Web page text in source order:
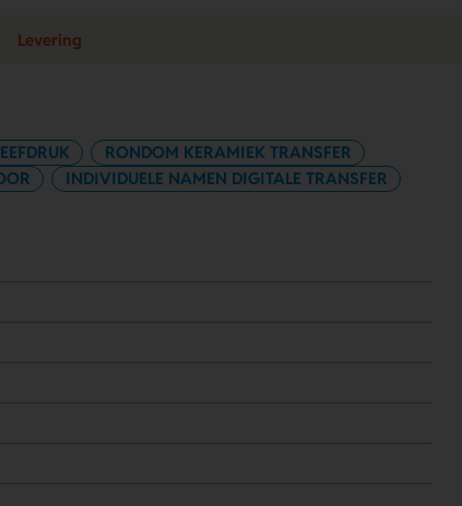
Levering
RONDOM KERAMIEK TRANSFER
INDIVIDUELE NAMEN DIGITALE TRANSFER